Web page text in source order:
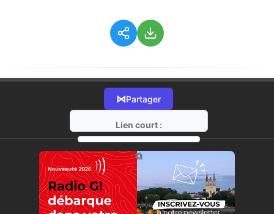
⋈Partager
Lien court :
https://radio-g.fr?14925
⧉